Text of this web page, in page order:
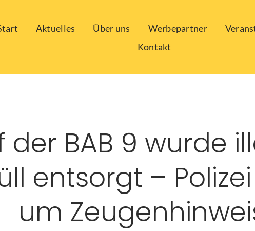
Aktuelles Über uns Werbepartner
Kontakt
der BAB 9 wurde
entsorgt –
um